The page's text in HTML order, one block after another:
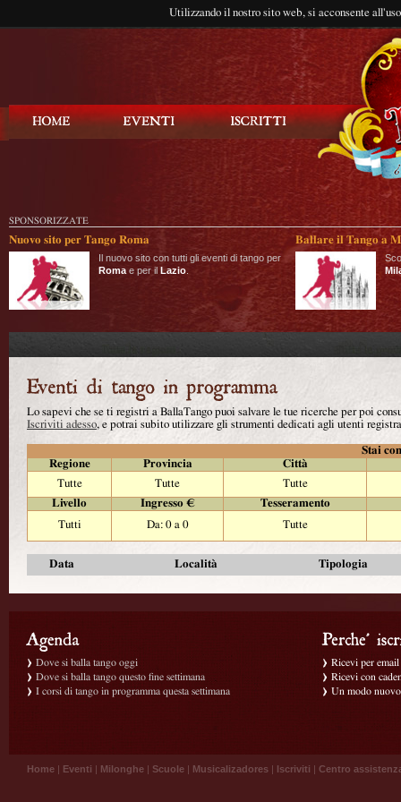
Utilizzando il nostro sito web, si acconsente
SPONSORIZZATE
Nuovo sito per Tango Roma
Il nuovo sito con tutti gli eventi di tango per
Roma e per il Lazio
Ballare il Tango a
Lo sapevi che se ti registri a BallaTango puoi salvare le tue ricerche per poi
Iscriviti adesso, e potrai subito utilizzare gli strumenti dedicati agli utenti
Stai
Regione
Provincia
Città
Tutte
Tutte
Tutte
Livello
Ingresso €
Tesseramento
Tutti
Da: 0 a 0 Tutte
Data Località Tipologia
Dove si balla tango oggi
Dove si balla tango questo fine settimana
I corsi di tango in programma questa settimana
Ricevi per
Ricevi con
Un modo
Home | Eventi | Milonghe | Scuole | Musicalizadores | Iscriviti | Centro